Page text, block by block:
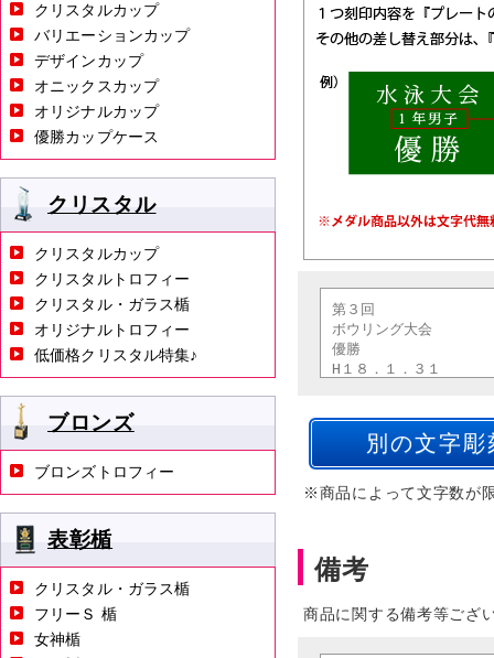
※商品によって文字数が
備考
商品に関する備考等ござ
クリスタルカップ
バリエーションカップ
デザインカップ
オニックスカップ
オリジナルカップ
優勝カップケース
クリスタル
クリスタルカップ
クリスタルトロフィー
クリスタル・ガラス楯
オリジナルトロフィー
低価格クリスタル特集♪
ブロンズ
ブロンズトロフィー
表彰楯
クリスタル・ガラス楯
フリーＳ 楯
女神楯